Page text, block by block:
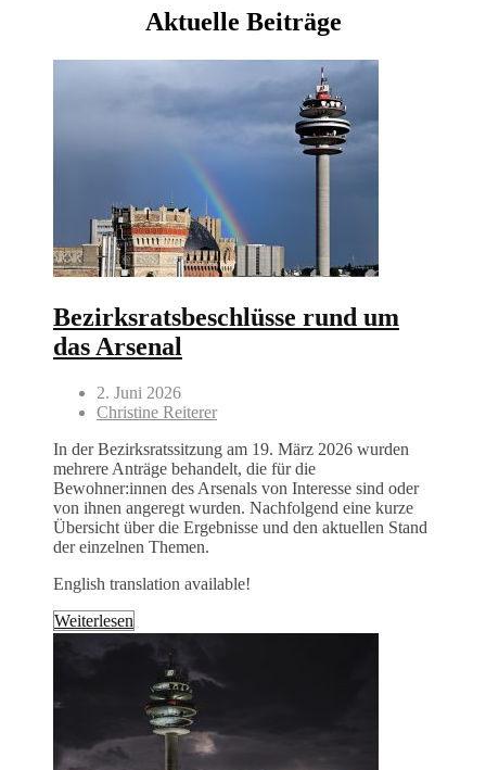
Aktuelle Beiträge
Bezirksratsbeschlüsse rund um
das Arsenal
2. Juni 2026
Christine Reiterer
In der Bezirksratssitzung am 19. März 2026 wurden
mehrere Anträge behandelt, die für die
Bewohner:innen des Arsenals von Interesse sind oder
von ihnen angeregt wurden. Nachfolgend eine kurze
Übersicht über die Ergebnisse und den aktuellen Stand
der einzelnen Themen.
English translation available!
Weiterlesen